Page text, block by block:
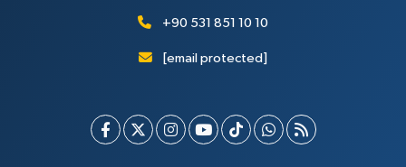
+90 531 851 10 10
[email protected]